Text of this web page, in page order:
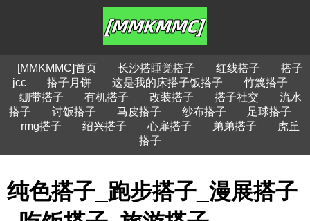
[MMKMMC]首页 长沙搭睡觉搭子 红线搭子
搭子
jcc
搭子月饼 这是我的床搭子饭搭子
竹篾搭子
绷带搭子
有机搭子 改装搭子 搭子社交
流水
搭子
讨饭搭子 马皮搭子 纱布搭子
足球搭子
rmg搭子
绍兴搭子 心扉搭子 弟弟搭子
虎丘
搭子
纯色搭子_跑步搭子_漫展搭子